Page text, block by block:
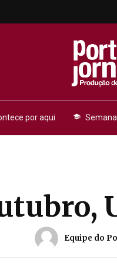
por aqui school
Equipe do